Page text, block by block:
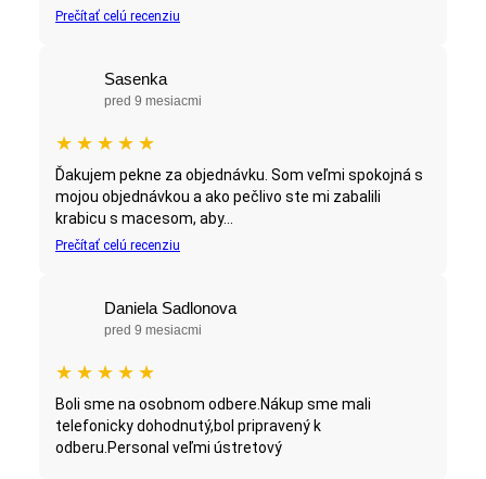
Prečítať celú recenziu
Sasenka
pred 9 mesiacmi
★ ★ ★ ★ ★
Ďakujem pekne za objednávku. Som veľmi spokojná s
mojou objednávkou a ako pečlivo ste mi zabalili
krabicu s macesom, aby...
Prečítať celú recenziu
Daniela Sadlonova
pred 9 mesiacmi
★ ★ ★ ★ ★
Boli sme na osobnom odbere.Nákup sme mali
telefonicky dohodnutý,bol pripravený k
odberu.Personal veľmi ústretový